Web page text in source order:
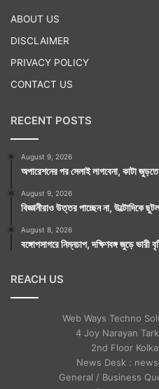
ABOUT US
DISCLAIMER
PRIVACY POLICY
CONTACT US
RECENT POSTS
August 9, 2026
অপারেশনের পর সেলাই লাগবেনা, কাটা
August 9, 2026
বিজ্ঞানীরাও উত্তর পাচ্ছেন না, উল্টোদিকে
August 8, 2026
বঙ্গোপসাগরে নিম্নচাপ, দক্ষিণবঙ্গ জুড়ে
REACH US
Web Ways Techno
4 Joy Narayan
2nd Floor
News Desk :
General / Business